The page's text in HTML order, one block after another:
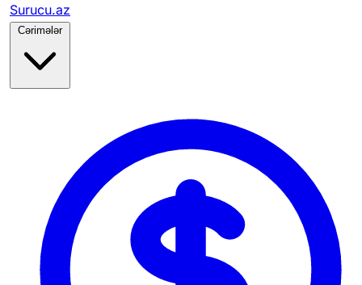
Surucu.az
Cərimələr